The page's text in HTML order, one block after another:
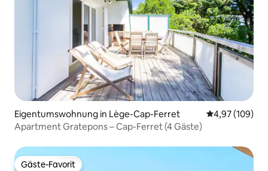
Eigentumswohnung in Lège-Cap-Ferret
4,97 (109)
Apartment Gratepons – Cap-Ferret (4 Gäste)
Gäste-Favorit